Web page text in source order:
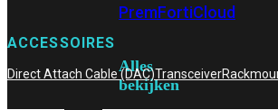
PremFortiCloud
Alles
bekijken
ACCESSOIRES
Direct Attach Cable (DAC)Transceiver